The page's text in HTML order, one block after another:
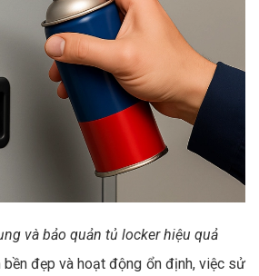
và bảo quản tủ locker hiệu quả
đẹp và hoạt động ổn định, việc sử